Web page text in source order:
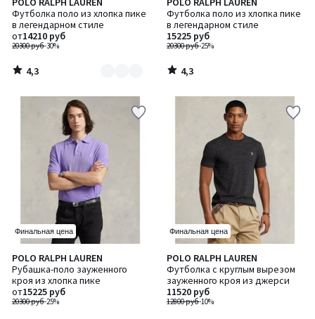
Футболка поло из хлопка пике
в легендарном стиле
20300 руб-30%
от14210 руб
/ 5
Количество
цветов:
2
4,3
/
Футболка поло из хлопка пике
в легендарном стиле
20300 руб-25%
15225 руб
/ 5
4,3
/
Финальная цена
POLO RALPH LAUREN
Рубашка-поло зауженного
кроя из хлопка пике
20300 руб-25%
от15225 руб
4,2
/ 5
Количество
цветов:
4
Финальная цена
POLO RALPH LAUREN
Футболка с круглым вырезом
зауженного кроя из джерси
12800 руб-10%
11520 руб
4,5
/ 5